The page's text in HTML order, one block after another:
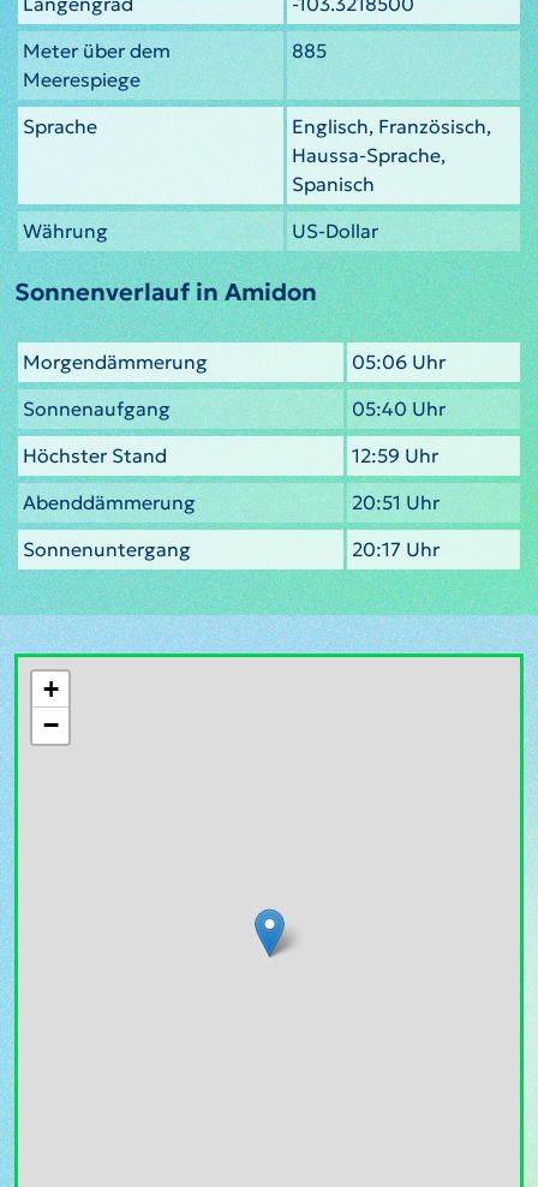
Meter über dem
Meerespiege
885
Sprache
Englisch, Französisch,
Haussa-Sprache,
Spanisch
Währung
US-Dollar
Sonnenverlauf in Amidon
Morgendämmerung
05:06 Uhr
Sonnenaufgang
05:40 Uhr
Höchster Stand
12:59 Uhr
Abenddämmerung
20:51 Uhr
Sonnenuntergang
20:17 Uhr
+
−